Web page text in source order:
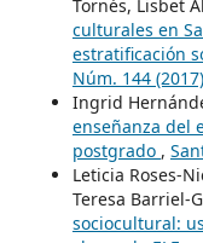
Tornés, Lisbet
culturales en
estratificación
Núm. 144 (2017)
Ingrid
enseñanza del
postgrado ,
Leticia Roses-
Teresa Barriel-
sociocultural: